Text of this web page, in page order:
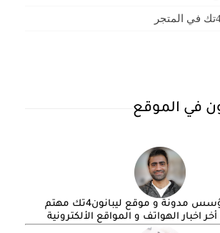
في الموقع
: مؤسس مدونة و موقع ليبانون4تك مهتم
اخبار الهواتف و المواقع الألكترونية